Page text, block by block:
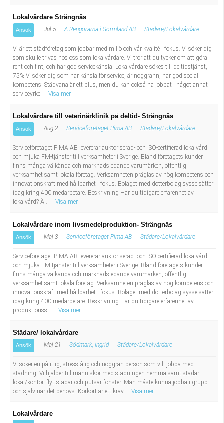
Lokalvårdare Strängnäs
Ansök Jul 5 A Rengörarna i Sörmland AB Städare/Lokalvårdare
Vi är ett städföretag som jobbar med miljö och vår kvalité i fokus. Vi söker dig
som skulle trivas hos oss som lokalvårdare. Vi tror att du tycker om att göra
rent och fint, och har god servicekänsla. Lokalvårdare sökes till deltidstjänst,
75% Vi söker dig som har känsla för service, är noggrann, har god social
kompetens. Städvana är ett plus, men du kan också ha jobbat i något annat
serviceyrke.
Visa mer
Lokalvårdare till veterinärklinik på deltid- Strängnäs
Ansök Aug 2 Serviceföretaget Pima AB Städare/Lokalvårdare
Serviceföretaget PIMA AB levererar auktoriserad- och ISO-certifierad lokalvård
och mjuka FM-tjänster till verksamheter i Sverige. Bland företagets kunder
finns många välkända och marknadsledande varumärken, offentlig
verksamhet samt lokala företag. Verksamheten präglas av hög kompetens och
innovationskraft med hållbarhet i fokus. Bolaget med dotterbolag sysselsätter
idag kring 400 medarbetare. Beskrivning Har du tidigare erfarenhet av
lokalvård? Ä...
Visa mer
Lokalvårdare inom livsmedelproduktion- Strängnäs
Ansök Maj 3 Serviceföretaget Pima AB Städare/Lokalvårdare
Serviceföretaget PIMA AB levererar auktoriserad- och ISO-certifierad lokalvård
och mjuka FM-tjänster till verksamheter i Sverige. Bland företagets kunder
finns många välkända och marknadsledande varumärken, offentlig
verksamhet samt lokala företag. Verksamheten präglas av hög kompetens och
innovationskraft med hållbarhet i fokus. Bolaget med dotterbolag sysselsätter
idag kring 400 medarbetare. Beskrivning Har du tidigare erfarenhet av
produktionss...
Visa mer
Städare/ lokalvårdare
Ansök Maj 21 Södmark, Ingrid Städare/Lokalvårdare
Vi söker en pålitlig, stresstålig och noggran person som vill jobba med
städning. Vi hjälper till människor med städningen hemma samt städar
lokal/kontor, flyttstädar och putsar fönster. Man måste kunna jobba i grupp
och själv när det behövs. Körkort är ett krav.
Visa mer
Lokalvårdare